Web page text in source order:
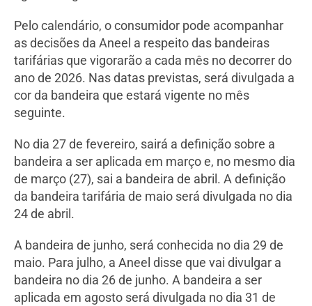
Pelo calendário, o consumidor pode acompanhar
as decisões da Aneel a respeito das bandeiras
tarifárias que vigorarão a cada mês no decorrer do
ano de 2026. Nas datas previstas, será divulgada a
cor da bandeira que estará vigente no mês
seguinte.
No dia 27 de fevereiro, sairá a definição sobre a
bandeira a ser aplicada em março e, no mesmo dia
de março (27), sai a bandeira de abril. A definição
da bandeira tarifária de maio será divulgada no dia
24 de abril.
A bandeira de junho, será conhecida no dia 29 de
maio. Para julho, a Aneel disse que vai divulgar a
bandeira no dia 26 de junho. A bandeira a ser
aplicada em agosto será divulgada no dia 31 de